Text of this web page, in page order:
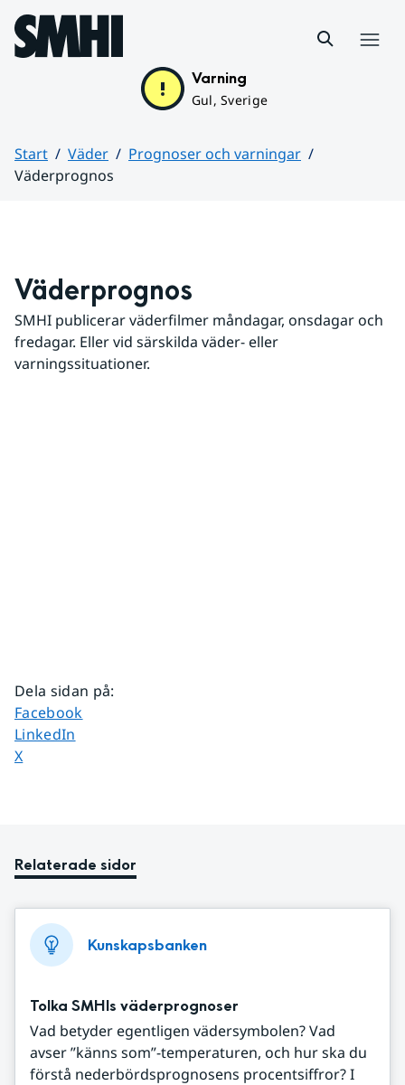
Hoppa till sidans innehåll
Varning
Gul, Sverige
Start Väder
Prognoser och varningar
Väderprognos
Väderprognos
SMHI publicerar väderfilmer måndagar, onsdagar och
fredagar. Eller vid särskilda väder- eller
varningssituationer.
Dela sidan på:
Dela sidan på
Facebook
Dela sidan på
LinkedIn
Dela sidan på
X
Relaterade sidor
Kunskapsbanken
Tolka SMHIs väderprognoser
Vad betyder egentligen vädersymbolen? Vad
avser ”känns som”-temperaturen, och hur ska du
förstå nederbördsprognosens procentsiffror? I